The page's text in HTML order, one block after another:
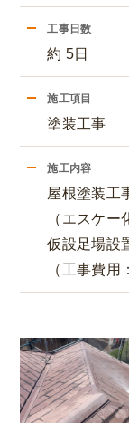
工事日数
約 5日
施工項目
塗装工事
施工内容
屋根塗装工
（エスケー
仮設足場設
（工事費用